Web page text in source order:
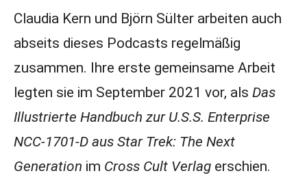
Claudia Kern und Björn Sülter arbeiten auch
abseits dieses Podcasts regelmäßig
zusammen. Ihre erste gemeinsame Arbeit
legten sie im September 2021 vor, als Das
Illustrierte Handbuch zur U.S.S. Enterprise
NCC-1701-D aus Star Trek: The Next
Generation im Cross Cult Verlagerschien.